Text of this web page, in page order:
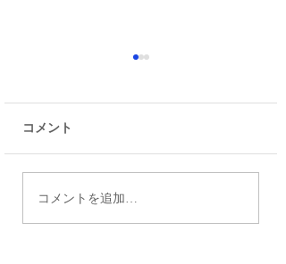
瑞江で最適な個別指導
コメント
コメントを追加…